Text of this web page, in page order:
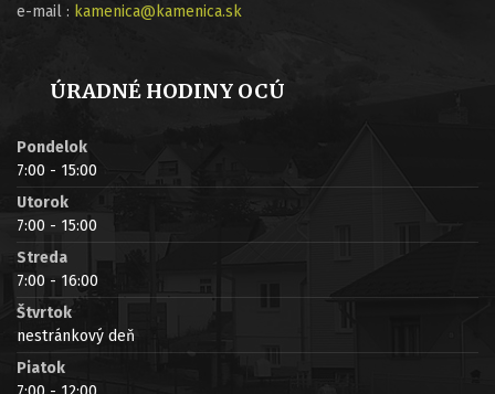
e-mail : kamenica@kamenica.sk
ÚRADNÉ HODINY OCÚ
Pondelok
7:00 - 15:00
Utorok
7:00 - 15:00
Streda
7:00 - 16:00
Štvrtok
nestránkový deň
Piatok